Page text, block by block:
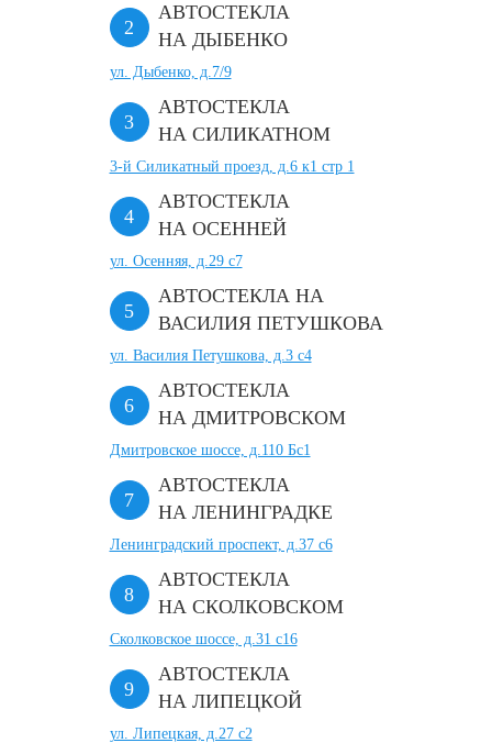
АВТОСТЕКЛА
НА ДЫБЕНКО
ул. Дыбенко, д.7/9
АВТОСТЕКЛА
НА СИЛИКАТНОМ
3-й Силикатный проезд, д.6 к1 стр 1
АВТОСТЕКЛА
НА ОСЕННЕЙ
ул. Осенняя, д.29 с7
АВТОСТЕКЛА НА
ВАСИЛИЯ ПЕТУШКОВА
ул. Василия Петушкова, д.3 с4
АВТОСТЕКЛА
НА ДМИТРОВСКОМ
Дмитровское шоссе, д.110 Бс1
АВТОСТЕКЛА
НА ЛЕНИНГРАДКЕ
Ленинградский проспект, д.37 c6
АВТОСТЕКЛА
НА СКОЛКОВСКОМ
Сколковское шоссе, д.31 с16
АВТОСТЕКЛА
НА ЛИПЕЦКОЙ
ул. Липецкая, д.27 с2